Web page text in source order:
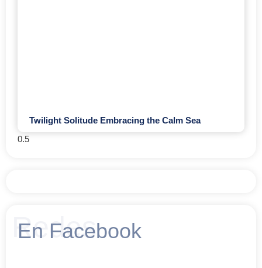
Twilight Solitude Embracing the Calm Sea
Redes
En Facebook